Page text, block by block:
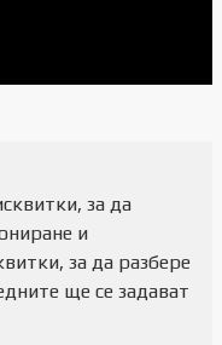
за да
и
за да разбере
ще се задават